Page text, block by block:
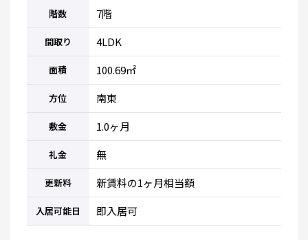
階数 7階
間取り 4LDK
面積 100.69㎡
方位 南東
敷金 1.0ヶ月
礼金 無
更新料 新賃料の1ヶ月相当額
入居可能日 即入居可